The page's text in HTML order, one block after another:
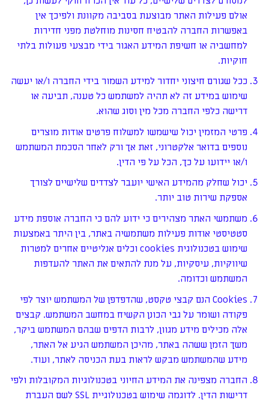
אולם פעילות האתר מבוצעת בסביבה מקוונת ולפיכך אין
באפשרות החברה להבטיח חסינות מוחלטת מפני חדירות
למחשביה או חשיפת המידע האגור בידי מבצעי פעולות בלתי
חוקיות.
ככל שגורם חיצוני יחדור למידע השמור בידי החברה ו/או יעשה
שימוש במידע זה לא תהיה למשתמש כל טענה, תביעה או
דרישה כלפי החברה מכל מין וסוג שהוא.
פרטי המזמין יכול שישמשו למשלוח פרטים אודות מוצרים
נוספים בדואר אלקטרוני, זאת אך ורק לאחר הסכמת המשתמש
ו/או יידועו על כך, הכל על פי הדין.
יכול שחלק מהמידע האישי יועבר לצדדים שלישיים לצורך
אספקת שירות טוב יותר.
משתמשי האתר מצהירים כי ידוע להם כי החברה אוספת מידע
סטטיסטי אודות פעילות משתמשיה באתר, בין היתר באמצעות
שימוש בטכנולוגית cookies וכלים אנליטיים אחרים למטרות
שיווקיות, עיסקיות, על מנת להתאים את האתר להעדפות
המשתמש וכדומה.
Cookies הנם קבצי טקסט, שהדפדפן של המשתמש יוצר לפי
פקודה ושומר על גבי הכונן הקשיח במחשב המשתמש. קבצים
אלה מכילים מידע מגוון, לרבות הדפים שבהם המשתמש ביקר,
משך הזמן ששהה באתר, מהיכן המשתמש הגיע אל האתר,
מידע שהמשתמש מבקש לראות בעת הכניסה לאתר, ועוד.
החברה מצפינה את המידע החיוני בטכנולוגיות המקובלות ולפי
דרישות הדין. לדוגמה שימוש בטכנולוגיית SSL לשם העברת